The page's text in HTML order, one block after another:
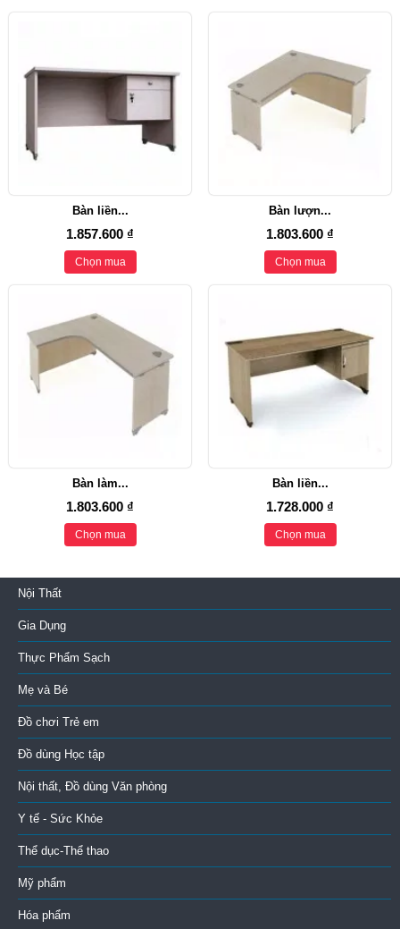
Bàn liền...
1.857.600 ₫
Chọn mua
Bàn lượn...
1.803.600 ₫
Chọn mua
Bàn làm...
1.803.600 ₫
Chọn mua
Bàn liền...
1.728.000 ₫
Chọn mua
Nội Thất
Gia Dụng
Thực Phẩm Sạch
Mẹ và Bé
Đồ chơi Trẻ em
Đồ dùng Học tập
Nội thất, Đồ dùng Văn phòng
Y tế - Sức Khỏe
Thể dục-Thể thao
Mỹ phẩm
Hóa phẩm